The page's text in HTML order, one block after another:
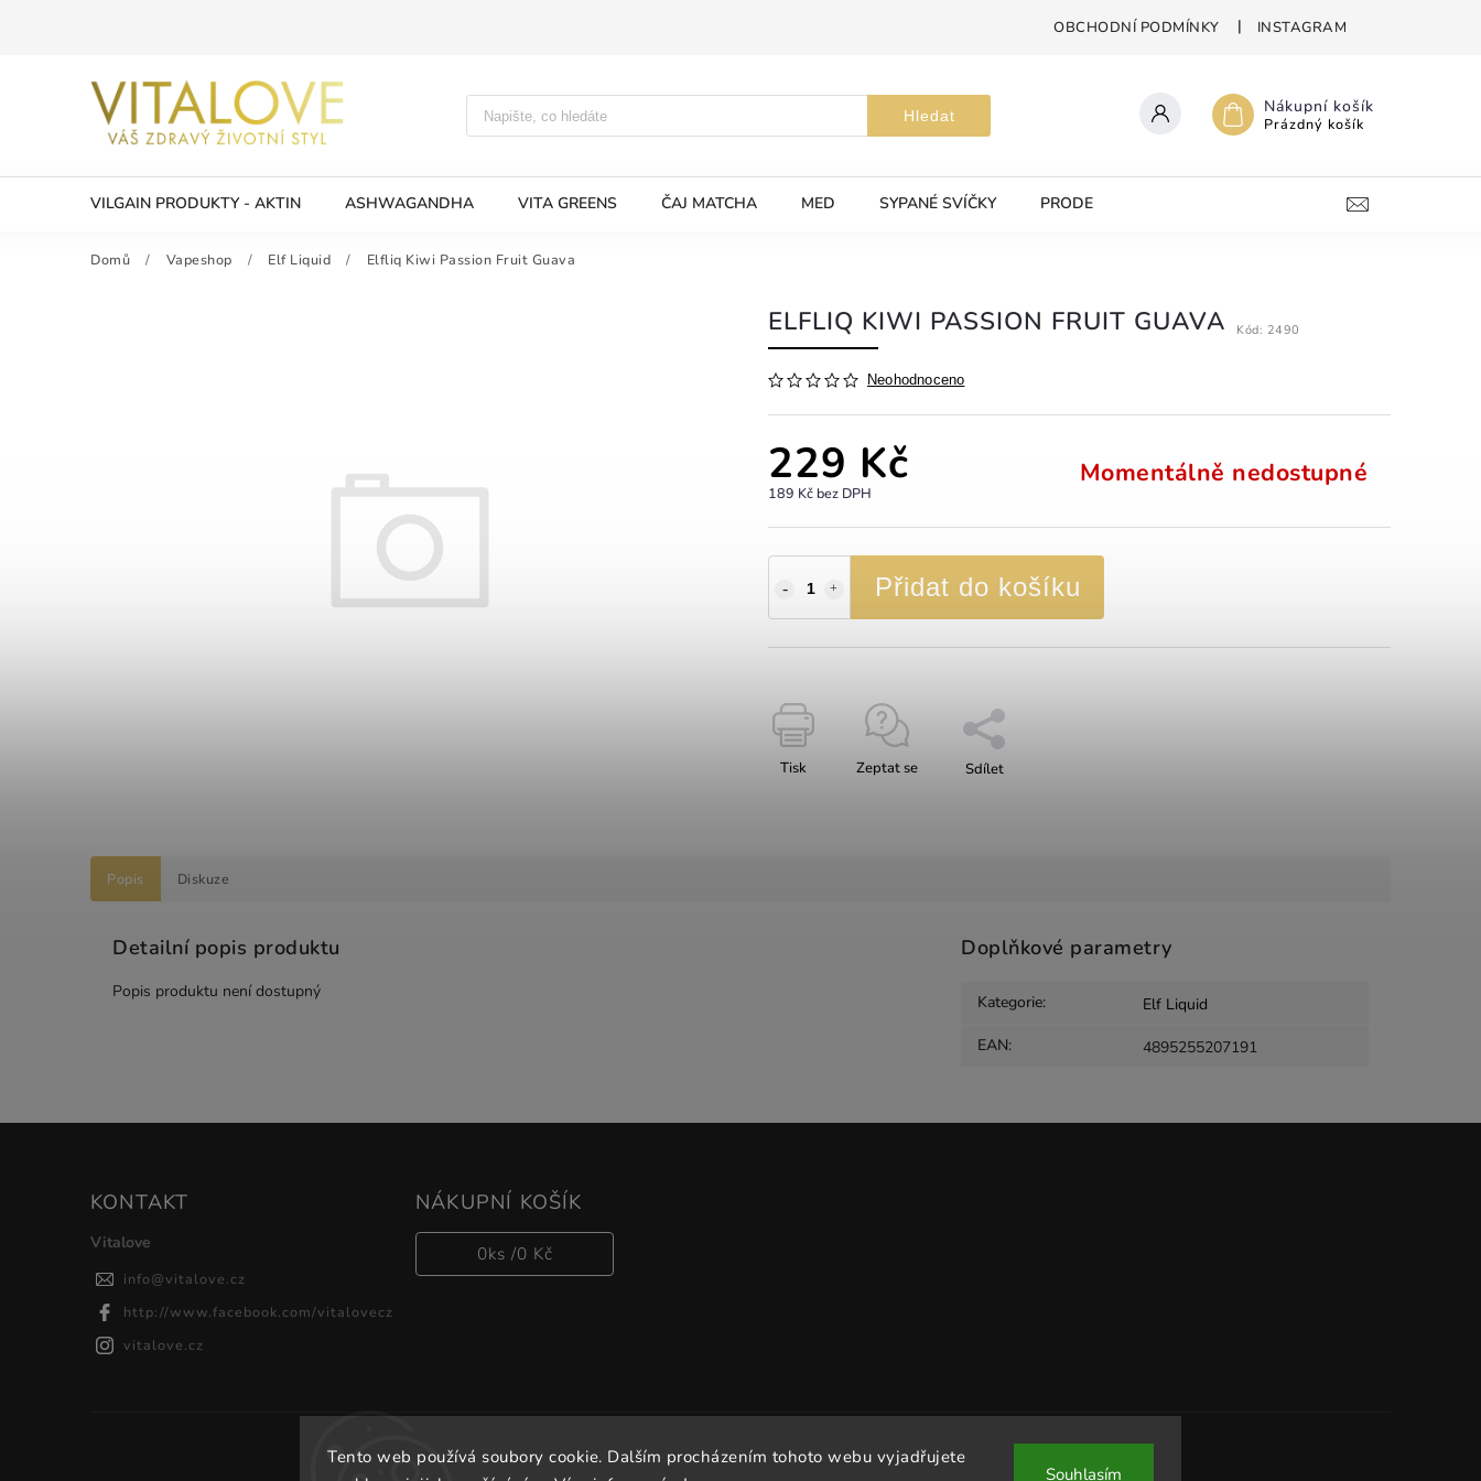
Tento web používá soubory cookie. Dalším procházením tohoto webu vyjadřujete
Souhlasím
OBCHODNÍ PODMÍNKY INSTAGRAM
Hledat Nákupní košík
Prázdný košík
VILGAIN PRODUKTY - AKTIN ASHWAGANDHA VITA GREENS ČAJ MATCHA MED SYPANÉ SVÍČKY PRODEJNA
Domů / Vapeshop / Elf Liquid / Elfliq Kiwi Passion Fruit Guava
ELFLIQ KIWI PASSION FRUIT GUAVA Kód: 2490
Neohodnoceno
229 Kč
189 Kč bez DPH
Momentálně nedostupné
Přidat do košíku
Tisk Zeptat se Sdílet
Popis Diskuze
Detailní popis produktu
Popis produktu není dostupný
Doplňkové parametry
Kategorie:
Elf Liquid
EAN: 4895255207191
KONTAKT
Vitalove
info@vitalove.cz
http://www.facebook.com/vitalovecz
vitalove.cz
NÁKUPNÍ KOŠÍK
0ks /0 Kč
Copyright 2026 Vitalove. Všechna práva vyhrazena.